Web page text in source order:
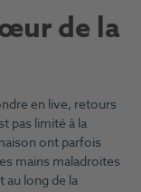
de la
en live, retours
pas limité à la
ont parfois
mains maladroites
au long de la